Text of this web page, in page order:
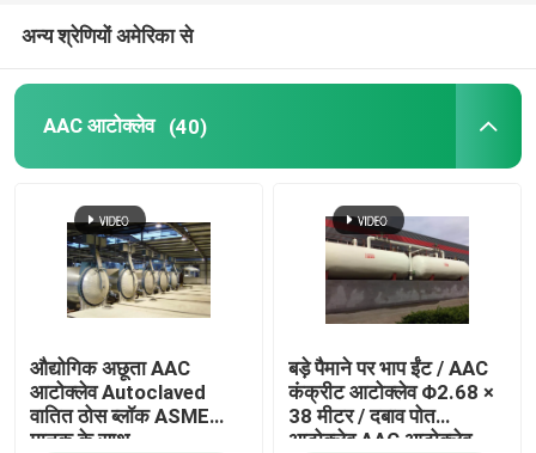
अन्य श्रेणियों अमेरिका से
AAC आटोक्लेव (40)
औद्योगिक अछूता AAC
आटोक्लेव Autoclaved
वातित ठोस ब्लॉक ASME
मानक के साथ
बड़े पैमाने पर भाप ईंट / AAC
कंक्रीट आटोक्लेव Φ2.68 ×
38 मीटर / दबाव पोत
आटोक्लेव AAC आटोक्लेव